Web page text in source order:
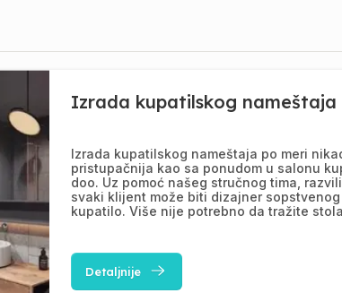
Izrada kupatilskog nameštaja
Izrada kupatilskog nameštaja po meri
pristupačnija kao sa ponudom u salonu
doo. Uz pomoć našeg stručnog tima,
svaki klijent može biti dizajner
kupatilo. Više nije potrebno da tražite
Detaljnije